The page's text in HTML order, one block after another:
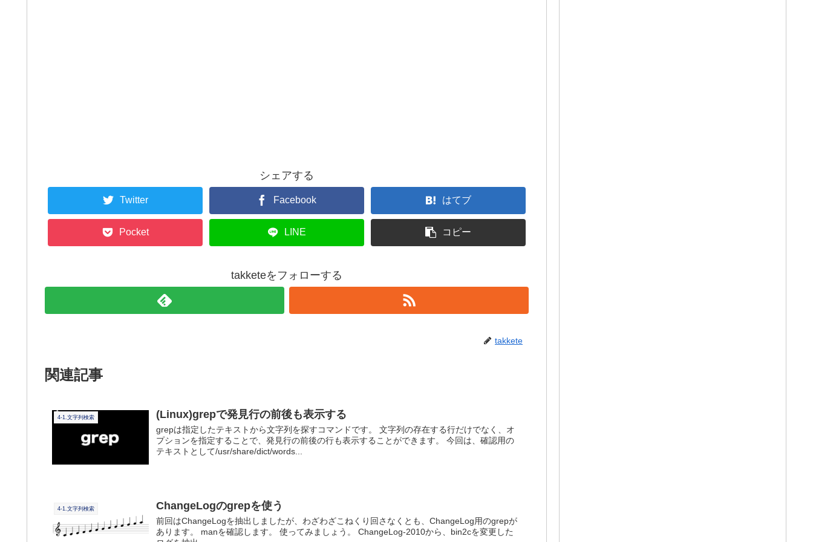
シェアする
Twitter Facebook はてブ
Pocket LINE コピー
takketeをフォローする
takkete
関連記事
4-1.文字列検索 (Linux)grepで発見行の前後も表示する
grepは指定したテキストから文字列を探すコマンドです。 文字列の存在する行だけでなく、オ
プションを指定することで、発見行の前後の行も表示することができます。 今回は、確認用の
テキストとして/usr/share/dict/words...
4-1.文字列検索 ChangeLogのgrepを使う
前回はChangeLogを抽出しましたが、わざわざこねくり回さなくとも、ChangeLog用のgrepが
あります。 manを確認します。 使ってみましょう。 ChangeLog-2010から、bin2cを変更した